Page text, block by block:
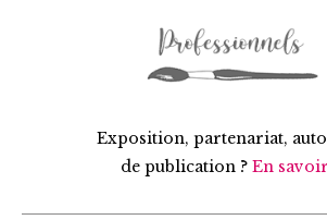
Exposition, partenariat,
de publication ? En